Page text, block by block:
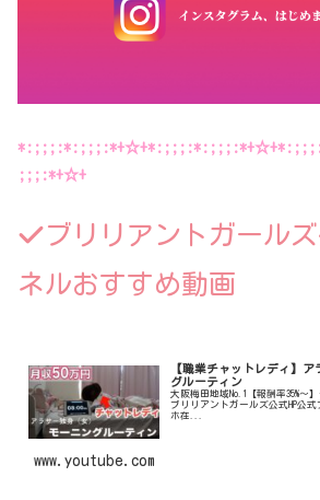
;;;:*+☆+
ブリリアントガール
ネルおすすめ動画
【職業チャットレディ】
グルーティン
大阪梅田地域No.1【報酬率35%〜
ブリリアントガールズ公式HP公
ホ在...
www.youtube.com